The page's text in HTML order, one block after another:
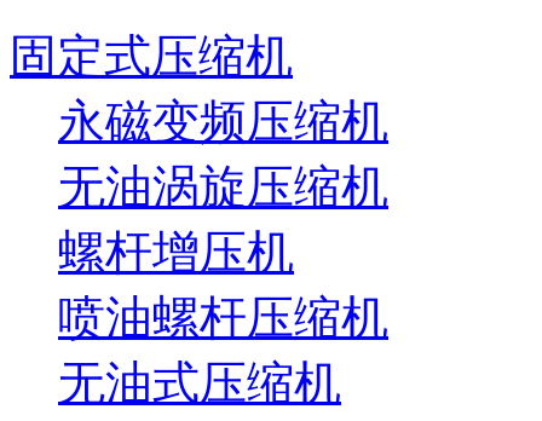
固定式压缩机
永磁变频压缩机
无油涡旋压缩机
螺杆增压机
喷油螺杆压缩机
无油式压缩机